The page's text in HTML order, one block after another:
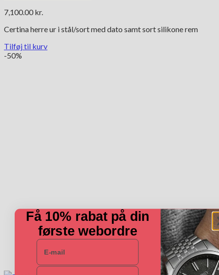
7,100.00 kr.
Certina herre ur i stål/sort med dato samt sort silikone rem
Tilføj til kurv
-50%
Få 10% rabat på din
første webordre
E-mail
Navn